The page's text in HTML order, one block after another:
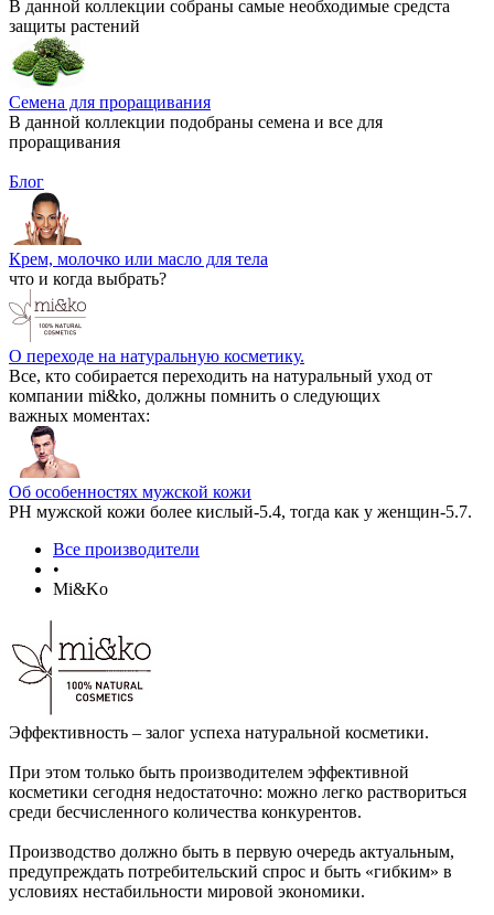
В данной коллекции собраны самые необходимые средста
защиты растений
Семена для проращивания
В данной коллекции подобраны семена и все для
проращивания
Блог
Крем, молочко или масло для тела
что и когда выбрать?
О переходе на натуральную косметику.
Все, кто собирается переходить на натуральный уход от
компании mi&ko, должны помнить о следующих
важных моментах:
Об особенностях мужской кожи
РН мужской кожи более кислый-5.4, тогда как у женщин-5.7.
Все производители
•
Mi&Ko
Эффективность – залог успеха натуральной косметики.
При этом только быть производителем эффективной
косметики сегодня недостаточно: можно легко раствориться
среди бесчисленного количества конкурентов.
Производство должно быть в первую очередь актуальным,
предупреждать потребительский спрос и быть «гибким» в
условиях нестабильности мировой экономики.